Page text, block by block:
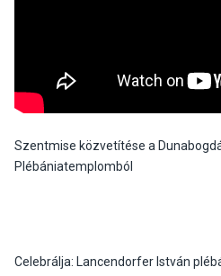
Szentmise közvetítése a
Plébániatemplomból
Celebrálja: Lancendorfer István